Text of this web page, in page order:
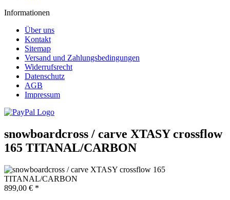
Informationen
Über uns
Kontakt
Sitemap
Versand und Zahlungsbedingungen
Widerrufsrecht
Datenschutz
AGB
Impressum
snowboardcross / carve XTASY crossflow
165 TITANAL/CARBON
899,00 € *